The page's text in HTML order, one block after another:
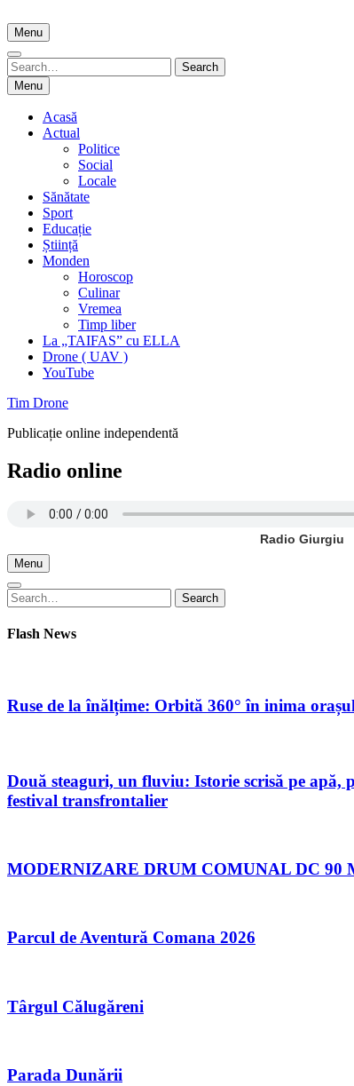
to
content
Menu
Search
for:
Search
Menu
Acasă
Actual
Politice
Social
Locale
Sănătate
Sport
Educație
Știință
Monden
Horoscop
Culinar
Vremea
Timp liber
La „TAIFAS” cu ELLA
Drone ( UAV )
YouTube
Tim Drone
Publicație online independentă
Radio online
Radio Giurgiu
Menu
Search
for:
Search
Flash News
Ruse de la înălțime: Orbită 360° în inima
Două steaguri, un fluviu: Istorie scrisă pe apă,
festival transfrontalier
MODERNIZARE DRUM COMUNAL DC 90
Parcul de Aventură Comana 2026
Târgul Călugăreni
Parada Dunării